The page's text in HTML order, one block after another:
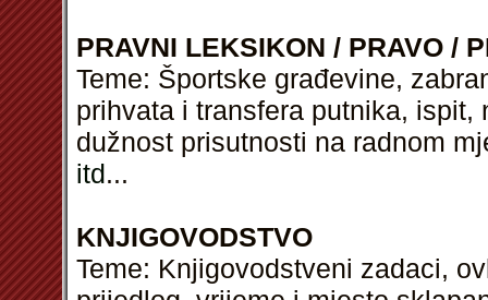
PRAVNI LEKSIKON / PRAVO /
Teme: Športske građevine,
prihvata i transfera putnika,
dužnost prisutnosti na radnom
itd...
KNJIGOVODSTVO
Teme: Knjigovodstveni zadaci,